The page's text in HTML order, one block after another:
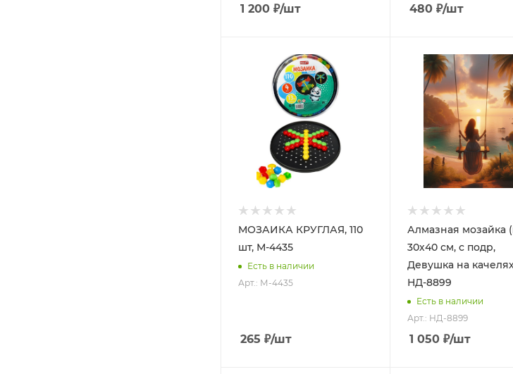
1 200 ₽/шт 480₽/шт
МОЗАИКА КРУГЛАЯ, 110
шт, М-4435
Есть в наличии
Арт.: М-4435
265 ₽/шт
Алмазная мозайка
30х40 см, с подр,
Девушка на
НД-8899
Есть в наличии
Арт.: НД-8899
1 050₽/шт